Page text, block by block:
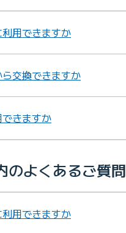
用できますか
交換できますか
きますか
のよくあるご質問
用できますか